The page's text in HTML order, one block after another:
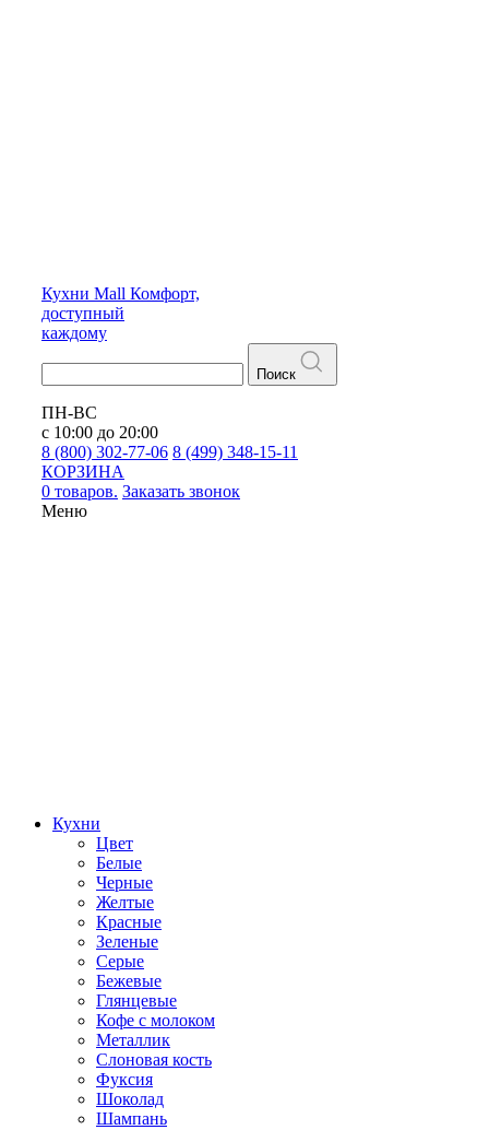
Кухни Mall Комфорт,
доступный
каждому
Поиск
ПН-ВС
с 10:00 до 20:00
8 (800) 302-77-06 8 (499) 348-15-11
КОРЗИНА
0 товаров. Заказать звонок
Меню
Кухни
Цвет
Белые
Черные
Желтые
Красные
Зеленые
Серые
Бежевые
Глянцевые
Кофе с молоком
Металлик
Слоновая кость
Фуксия
Шоколад
Шампань